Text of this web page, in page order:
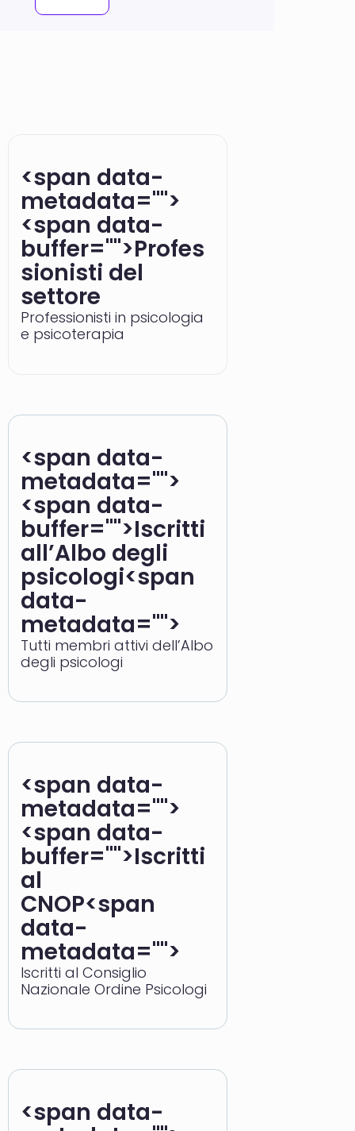
<span data-
metadata="">
<span data-
buffer="">Profes
sionisti del
settore
Professionisti in psicologia
e psicoterapia
<span data-
metadata="">
<span data-
buffer="">Iscritti
all’Albo degli
psicologi<span
data-
metadata="">
Tutti membri attivi dell’Albo
degli psicologi
<span data-
metadata="">
<span data-
buffer="">Iscritti
al
CNOP<span
data-
metadata="">
Iscritti al Consiglio
Nazionale Ordine Psicologi
<span data-